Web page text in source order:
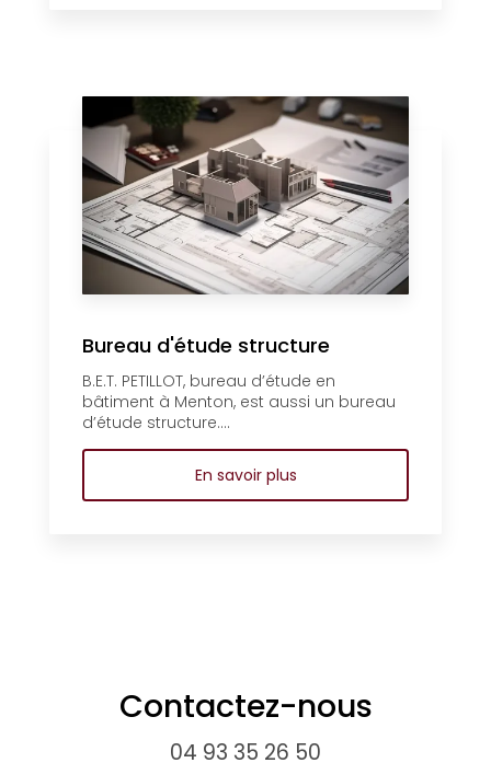
Bureau d'étude structure
B.E.T. PETILLOT, bureau d’étude en
bâtiment à Menton, est aussi un bureau
d’étude structure....
En savoir plus
Contactez-nous
04 93 35 26 50